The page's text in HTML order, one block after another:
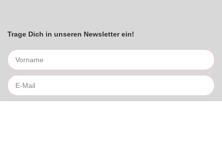
Trage Dich in unseren Newsletter ein!